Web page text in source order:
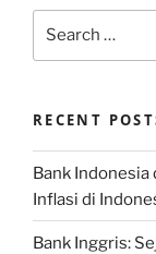
RECENT
Bank Indonesia
Inflasi di
Bank Inggris: